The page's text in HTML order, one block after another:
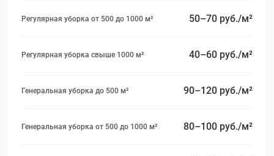
Регулярная уборка от 500 до 1000 м² 50–70 руб./м²
Регулярная уборка свыше 1000 м² 40–60 руб./м²
Генеральная уборка до 500 м² 90–120 руб./м²
Генеральная уборка от 500 до 1000 м² 80–100 руб./м²